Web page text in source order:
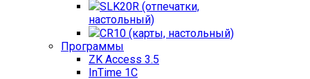
SLK20R (отпечатки,
настольный)
CR10 (карты, настольный)
Программы
ZK Access 3.5
InTime 1С